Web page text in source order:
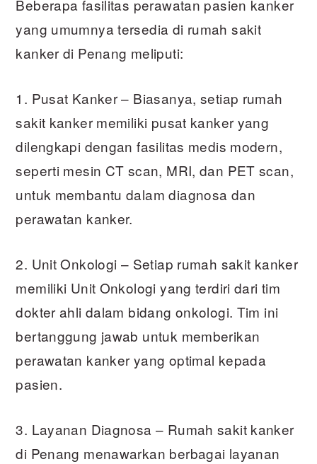
Beberapa fasilitas perawatan pasien kanker
yang umumnya tersedia di rumah sakit
kanker di Penang meliputi:
1. Pusat Kanker – Biasanya, setiap rumah
sakit kanker memiliki pusat kanker yang
dilengkapi dengan fasilitas medis modern,
seperti mesin CT scan, MRI, dan PET scan,
untuk membantu dalam diagnosa dan
perawatan kanker.
2. Unit Onkologi – Setiap rumah sakit kanker
memiliki Unit Onkologi yang terdiri dari tim
dokter ahli dalam bidang onkologi. Tim ini
bertanggung jawab untuk memberikan
perawatan kanker yang optimal kepada
pasien.
3. Layanan Diagnosa – Rumah sakit kanker
di Penang menawarkan berbagai layanan